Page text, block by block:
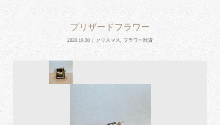
プリザードフラワー
2020.10.30 クリスマス, フラワー雑貨